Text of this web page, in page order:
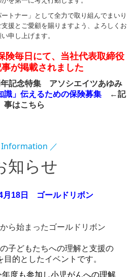
ートナー」として全力で取り組んでまいり
援とご愛顧を賜りますよう、よろしくお
申し上げます。
毎日にて、当社代表取締役
が掲載されました
記念特集 アソシエイツあゆみ
識」伝えるための保険募集 ←記
事はこちら
Information ／
知らせ
月18日 ゴールドリボン
ら始まったゴールドリボン
もたちへの理解と支援の
目的としたイベントです。
年度も参加し小児がんへの理解